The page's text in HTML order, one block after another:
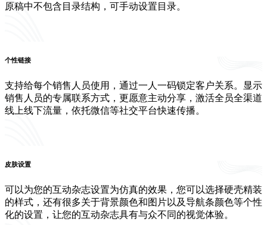
原稿中不包含目录结构，可手动设置目录。
个性链接
支持给每个销售人员使用，通过一人一码锁定客户关系。显示
销售人员的专属联系方式，更愿意主动分享，激活全员全渠道
线上线下流量，依托微信等社交平台快速传播。
皮肤设置
可以为您的互动杂志设置为仿真的效果，您可以选择硬壳精装
的样式，还有很多关于背景颜色和图片以及导航条颜色等个性
化的设置，让您的互动杂志具有与众不同的视觉体验。